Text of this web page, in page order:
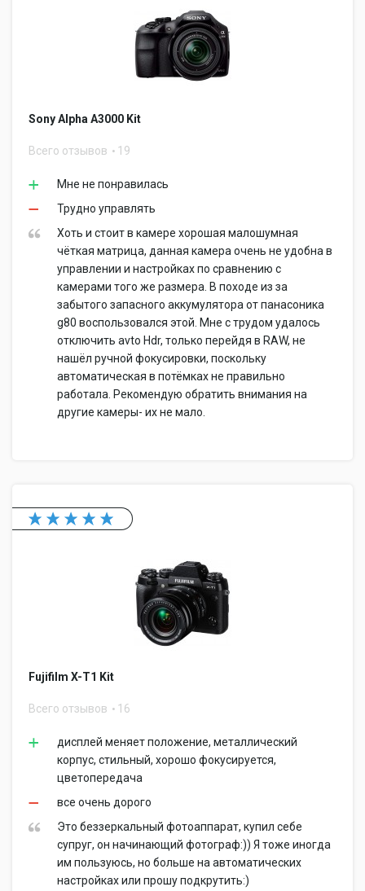
Sony Alpha A3000 Kit
Всего отзывов 19
Мне не понравилась
Трудно управлять
Хоть и стоит в камере хорошая малошумная
чёткая матрица, данная камера очень не удобна в
управлении и настройках по сравнению с
камерами того же размера. В походе из за
забытого запасного аккумулятора от панасоника
g80 воспользовался этой. Мне с трудом удалось
отключить avto Hdr, только перейдя в RAW, не
нашёл ручной фокусировки, поскольку
автоматическая в потёмках не правильно
работала. Рекомендую обратить внимания на
другие камеры- их не мало.
Fujifilm X-T1 Kit
Всего отзывов 16
дисплей меняет положение, металлический
корпус, стильный, хорошо фокусируется,
цветопередача
все очень дорого
Это беззеркальный фотоаппарат, купил себе
супруг, он начинающий фотограф:)) Я тоже иногда
им пользуюсь, но больше на автоматических
настройках или прошу подкрутить:)